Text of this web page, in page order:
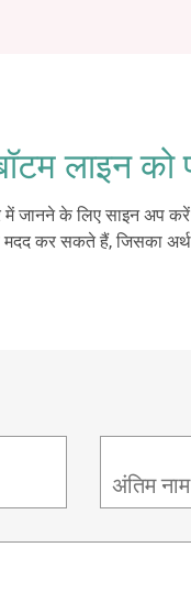
लाइन को
में जानने के लिए साइन अप
कर सकते हैं, जिसका
अंतिम नाम